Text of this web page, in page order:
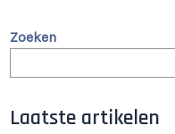
Zoeken
Laatste artikelen